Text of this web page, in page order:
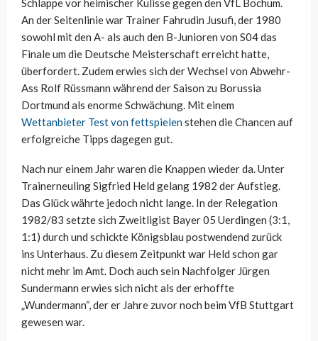
Schlappe vor heimischer Kulisse gegen den VfL Bochum.
An der Seitenlinie war Trainer Fahrudin Jusufi, der 1980
sowohl mit den A- als auch den B-Junioren von S04 das
Finale um die Deutsche Meisterschaft erreicht hatte,
überfordert. Zudem erwies sich der Wechsel von Abwehr-
Ass Rolf Rüssmann während der Saison zu Borussia
Dortmund als enorme Schwächung. Mit einem
Wettanbieter Test von fettspielenstehen die Chancen auf
erfolgreiche Tipps dagegen gut.
Nach nur einem Jahr waren die Knappen wieder da. Unter
Trainerneuling Sigfried Held gelang 1982 der Aufstieg.
Das Glück währte jedoch nicht lange. In der Relegation
1982/83 setzte sich Zweitligist Bayer 05 Uerdingen (3:1,
1:1) durch und schickte Königsblau postwendend zurück
ins Unterhaus. Zu diesem Zeitpunkt war Held schon gar
nicht mehr im Amt. Doch auch sein Nachfolger Jürgen
Sundermann erwies sich nicht als der erhoffte
„Wundermann“, der er Jahre zuvor noch beim VfB Stuttgart
gewesen war.